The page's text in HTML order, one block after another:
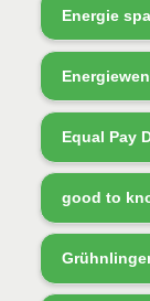
Energie
Equal Pay
good to